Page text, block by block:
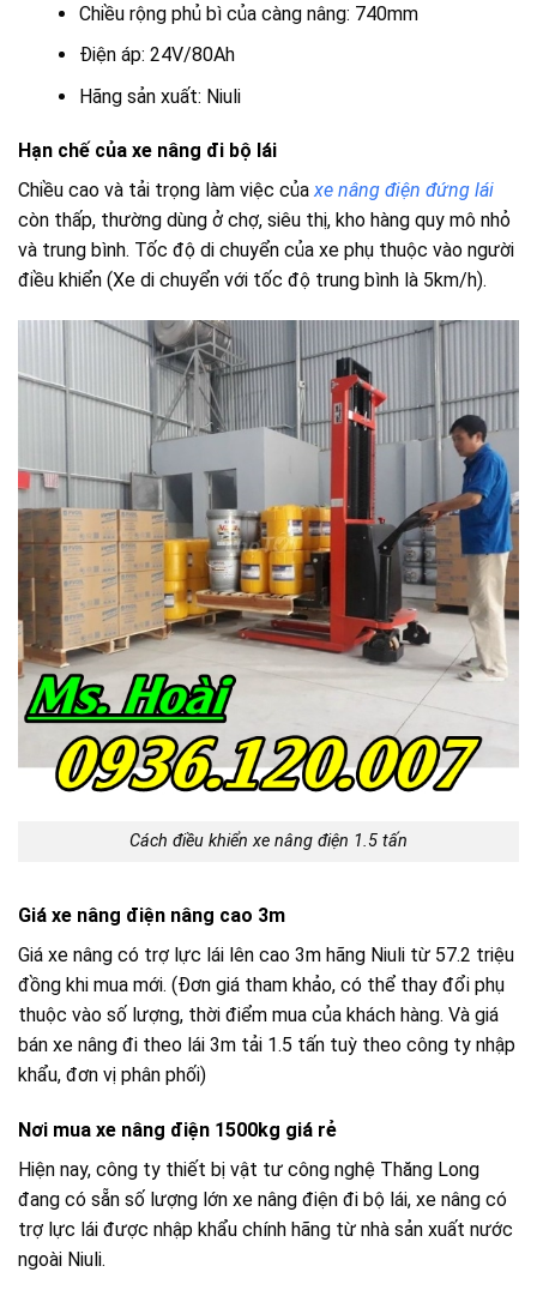
Chiều rộng phủ bì của càng nâng: 740mm
Điện áp: 24V/80Ah
Hãng sản xuất: Niuli
Hạn chế của xe nâng đi bộ lái
Chiều cao và tải trọng làm việc củaxe nâng điện đứng lái
còn thấp, thường dùng ở chợ, siêu thị, kho hàng quy mô nhỏ
và trung bình. Tốc độ di chuyển của xe phụ thuộc vào người
điều khiển (Xe di chuyển với tốc độ trung bình là 5km/h).
Cách điều khiển xe nâng điện 1.5 tấn
Giá xe nâng điện nâng cao 3m
Giá xe nâng có trợ lực lái lên cao 3m hãng Niuli từ 57.2 triệu
đồng khi mua mới. (Đơn giá tham khảo, có thể thay đổi phụ
thuộc vào số lượng, thời điểm mua của khách hàng. Và giá
bán xe nâng đi theo lái 3m tải 1.5 tấn tuỳ theo công ty nhập
khẩu, đơn vị phân phối)
Nơi mua xe nâng điện 1500kg giá rẻ
Hiện nay, công ty thiết bị vật tư công nghệ Thăng Long
đang có sẵn số lượng lớn xe nâng điện đi bộ lái, xe nâng có
trợ lực lái được nhập khẩu chính hãng từ nhà sản xuất nước
ngoài Niuli.